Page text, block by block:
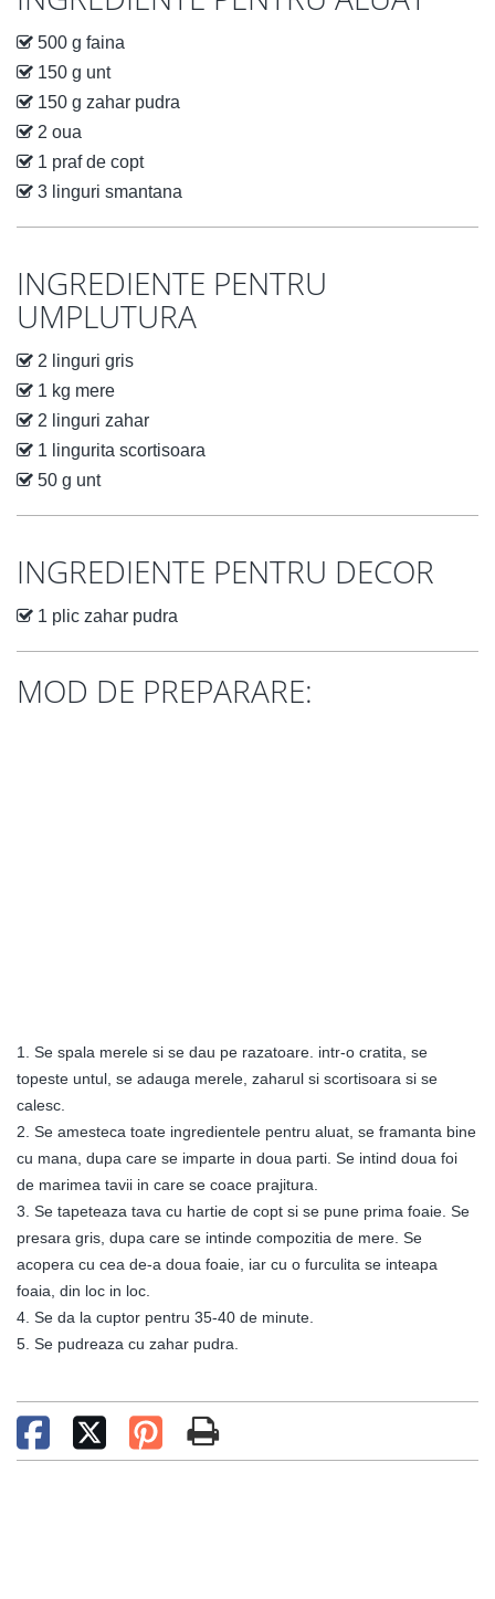
500 g faina
150 g unt
150 g zahar pudra
2 oua
1 praf de copt
3 linguri smantana
INGREDIENTE PENTRU
UMPLUTURA
2 linguri gris
1 kg mere
2 linguri zahar
1 lingurita scortisoara
50 g unt
INGREDIENTE PENTRU DECOR
1 plic zahar pudra
MOD DE PREPARARE:
1. Se spala merele si se dau pe razatoare. intr-o cratita, se
topeste untul, se adauga merele, zaharul si scortisoara si se
calesc.
2. Se amesteca toate ingredientele pentru aluat, se framanta bine
cu mana, dupa care se imparte in doua parti. Se intind doua foi
de marimea tavii in care se coace prajitura.
3. Se tapeteaza tava cu hartie de copt si se pune prima foaie. Se
presara gris, dupa care se intinde compozitia de mere. Se
acopera cu cea de-a doua foaie, iar cu o furculita se inteapa
foaia, din loc in loc.
4. Se da la cuptor pentru 35-40 de minute.
5. Se pudreaza cu zahar pudra.